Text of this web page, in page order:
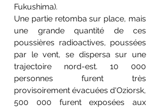
Fukushima).
Une partie retomba sur place, mais
une grande quantité de ces
poussières radioactives, poussées
par le vent, se dispersa sur une
trajectoire nord-est. 10 000
personnes furent très
provisoirement évacuées d'Oziorsk,
500 000 furent exposées aux